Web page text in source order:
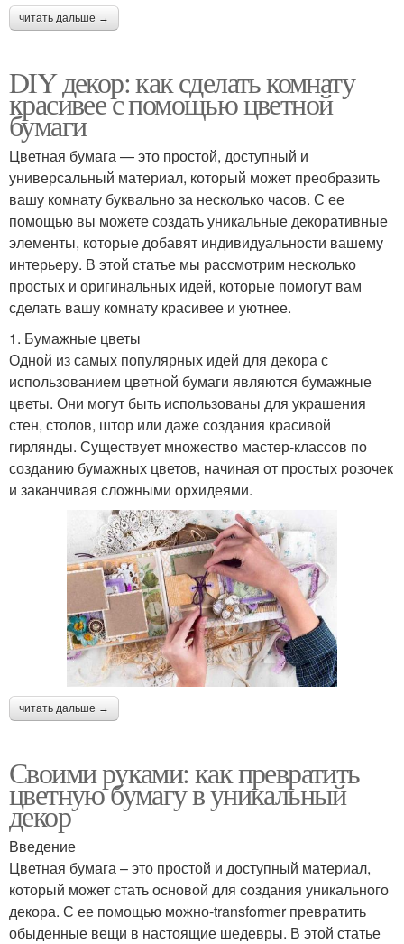
читать дальше →
DIY декор: как сделать комнату
красивее с помощью цветной
бумаги
Цветная бумага — это простой, доступный и
универсальный материал, который может преобразить
вашу комнату буквально за несколько часов. С ее
помощью вы можете создать уникальные декоративные
элементы, которые добавят индивидуальности вашему
интерьеру. В этой статье мы рассмотрим несколько
простых и оригинальных идей, которые помогут вам
сделать вашу комнату красивее и уютнее.
1. Бумажные цветы
Одной из самых популярных идей для декора с
использованием цветной бумаги являются бумажные
цветы. Они могут быть использованы для украшения
стен, столов, штор или даже создания красивой
гирлянды. Существует множество мастер-классов по
созданию бумажных цветов, начиная от простых розочек
и заканчивая сложными орхидеями.
читать дальше →
Своими руками: как превратить
цветную бумагу в уникальный
декор
Введение
Цветная бумага – это простой и доступный материал,
который может стать основой для создания уникального
декора. С ее помощью можно-transformer превратить
обыденные вещи в настоящие шедевры. В этой статье